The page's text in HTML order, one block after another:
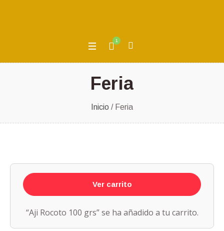
1
Feria
Inicio / Feria
Ver carrito
“Aji Rocoto 100 grs” se ha añadido a tu carrito.